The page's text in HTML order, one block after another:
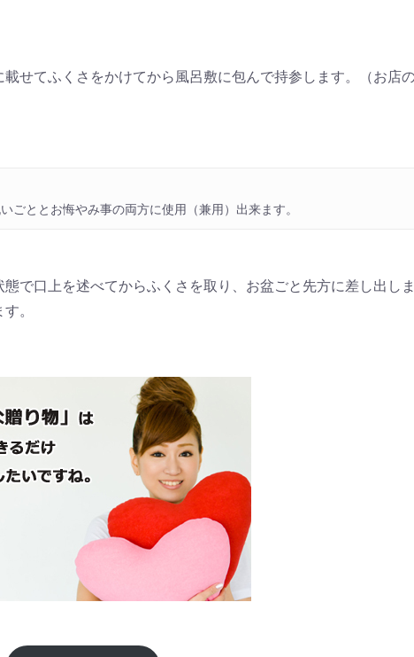
せてふくさをかけてから風呂敷に包んで持参します。（お店
ごととお悔やみ事の両方に使用（兼用）出来ます。
で口上を述べてからふくさを取り、お盆ごと先方に差し出し
。